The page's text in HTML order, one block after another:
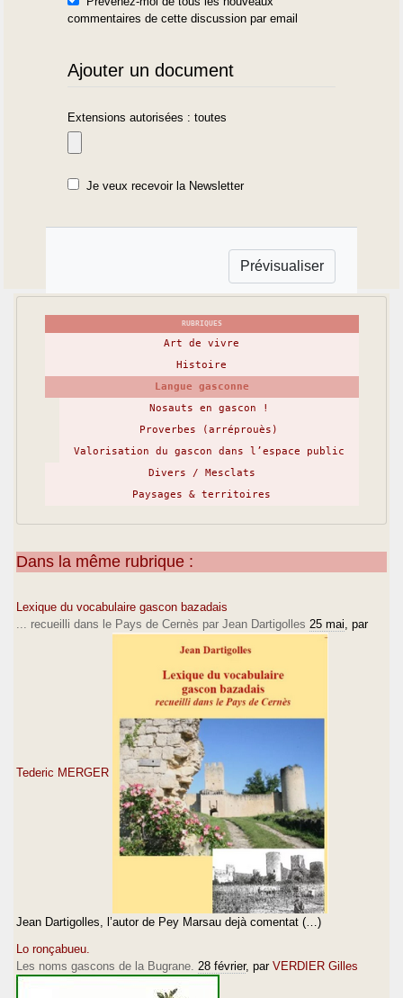
commentaires de cette discussion par email
Ajouter un document
Extensions autorisées : toutes
Je veux recevoir la Newsletter
RUBRIQUES
Art de vivre
Histoire
Langue gasconne
Nosauts en gascon !
Proverbes (arréprouès)
Valorisation du gascon dans l’espace public
Divers / Mesclats
Paysages & territoires
Dans la même rubrique :
Lexique du vocabulaire gascon bazadais
... recueilli dans le Pays de Cernès par Jean Dartigolles 25 mai , par
Tederic MERGER
Jean Dartigolles, l’autor de Pey Marsau dejà comentat (…)
Lo ronçabueu.
Les noms gascons de la Bugrane. 28 février, par VERDIER Gilles